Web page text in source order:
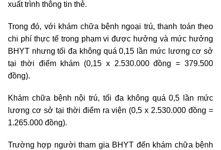
xuất trình thông tin thẻ.
Trong đó, với khám chữa bệnh ngoại trú, thanh toán theo
chi phí thực tế trong phạm vi được hưởng và mức hưởng
BHYT nhưng tối đa không quá 0,15 lần mức lương cơ sở
tại thời điểm khám (0,15 x 2.530.000 đồng = 379.500
đồng).
Khám chữa bệnh nội trú, tối đa không quá 0,5 lần mức
lương cơ sở tại thời điểm ra viện (0,5 x 2.530.000 đồng =
1.265.000 đồng).
Trường hợp người tham gia BHYT đến khám chữa bệnh